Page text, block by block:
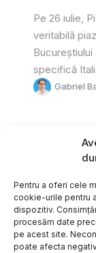
Pentru a oferi cele
cookie-urile pentru
dispozitiv.
procesăm date
pe acest site.
poate afecta
Pe 26 iulie,
veritabilă
specifică
Gabriel